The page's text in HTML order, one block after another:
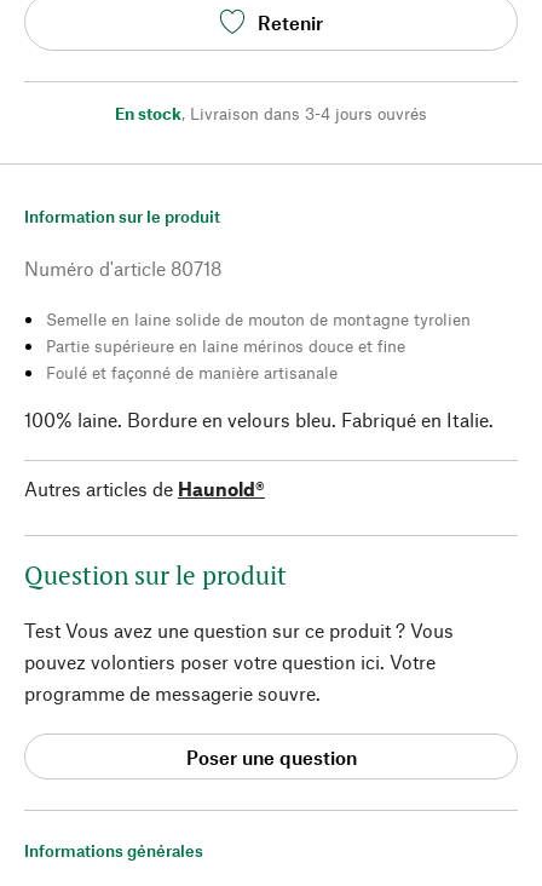
Retenir
En stock, Livraison dans 3-4 jours ouvrés
Informations générales
Information sur le produit
Numéro d'article 80718
Semelle en laine solide de mouton de montagne tyrolien
Partie supérieure en laine mérinos douce et fine
Foulé et façonné de manière artisanale
100% laine. Bordure en velours bleu. Fabriqué en Italie.
Autres articles de Haunold®
Question sur le produit
Test Vous avez une question sur ce produit ? Vous
pouvez volontiers poser votre question ici. Votre
programme de messagerie souvre.
Poser une question